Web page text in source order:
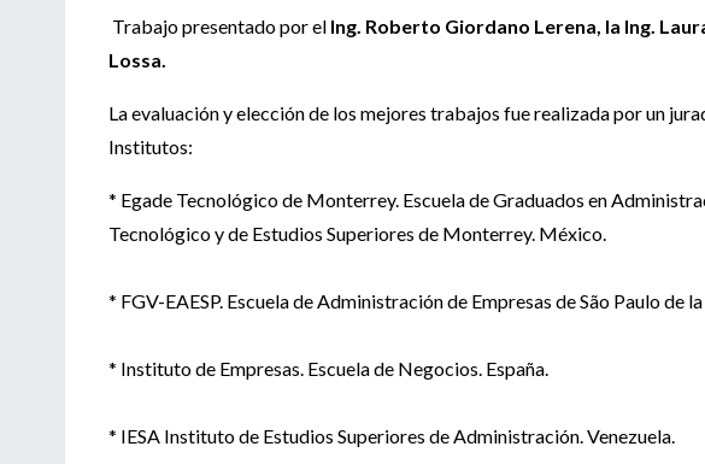
Trabajo presentado por el Ing. Roberto Giordano Lerena, la Ing.
Lossa.
La evaluación y elección de los mejores trabajos fue realizada por un
Institutos:
* Egade Tecnológico de Monterrey. Escuela de Graduados en
Tecnológico y de Estudios Superiores de Monterrey. México.
* FGV-EAESP. Escuela de Administración de Empresas de São Paulo de
* Instituto de Empresas. Escuela de Negocios. España.
* IESA Instituto de Estudios Superiores de Administración. Venezuela.